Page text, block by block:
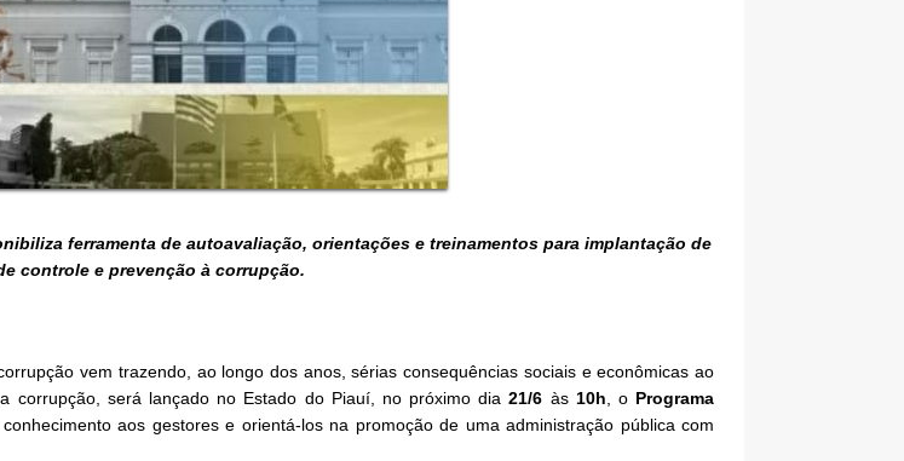
ferramenta de autoavaliação, orientações e treinamentos para implantação de
controle e prevenção à corrupção.
vem trazendo, ao longo dos anos, sérias consequências sociais e econômicas ao
corrupção, será lançado no Estado do Piauí, no próximo dia21/6 às 10h , o Programa
conhecimento aos gestores e orientá-los na promoção de uma administração pública com